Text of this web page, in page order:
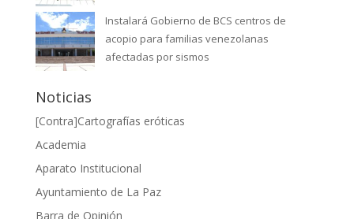
Instalará Gobierno de BCS centros de
acopio para familias venezolanas
afectadas por sismos
Noticias
[Contra]Cartografías eróticas
Academia
Aparato Institucional
Ayuntamiento de La Paz
Barra de Opinión